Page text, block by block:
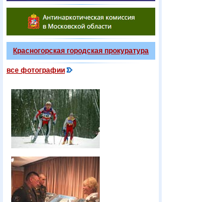
Красногорская городская прокуратура
все фотографии